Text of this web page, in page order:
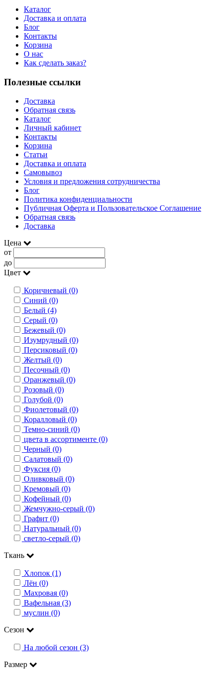
Каталог
Доставка и оплата
Блог
Контакты
Корзина
О нас
Как сделать заказ?
Полезные ссылки
Доставка
Обратная связь
Каталог
Личный кабинет
Контакты
Корзина
Статьи
Доставка и оплата
Самовывоз
Условия и предложения сотрудничества
Блог
Политика конфиденциальности
Публичная Оферта и Пользовательское Соглашение
Обратная связь
Доставка
Цена
от
до
Цвет
Коричневый (0)
Синий (0)
Белый (4)
Серый (0)
Бежевый (0)
Изумрудный (0)
Персиковый (0)
Желтый (0)
Песочный (0)
Оранжевый (0)
Розовый (0)
Голубой (0)
Фиолетовый (0)
Коралловый (0)
Темно-синий (0)
цвета в ассортименте (0)
Черный (0)
Салатовый (0)
Фуксия (0)
Оливковый (0)
Кремовый (0)
Кофейный (0)
Жемчужно-серый (0)
Графит (0)
Натуральный (0)
светло-серый (0)
Ткань
Хлопок (1)
Лён (0)
Махровая (0)
Вафельная (3)
муслин (0)
Сезон
На любой сезон (3)
Размер